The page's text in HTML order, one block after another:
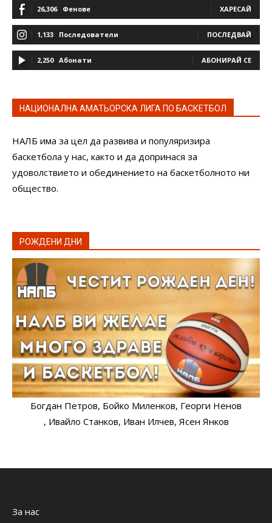
26,306 Фенове ХАРЕСАЙ
1,133 Последователи ПОСЛЕДВАЙ
2,250 Абонати АБОНИРАЙ СЕ
НАЦИОНАЛНА АМАТЬОРСКА ЛИГА ПО БАСКЕТБОЛ
НАЛБ има за цел да развива и популяризира
баскетбола у нас, както и да допринася за
удоволствието и обединението на баскетболното ни
общество.
РОЖДЕНИ ДНИ
Богдан Петров, Бойко Миленков, Георги Ненов
, Ивайло Станков, Иван Илчев, Ясен Янков
За нас